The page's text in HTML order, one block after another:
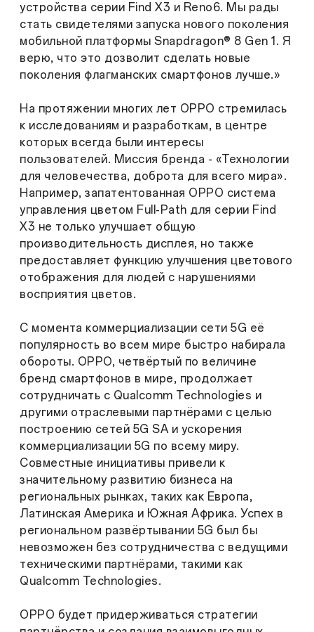
устройства серии Find X3 и Reno6. Мы рады
стать свидетелями запуска нового поколения
мобильной платформы Snapdragon® 8 Gen 1. Я
верю, что это дозволит сделать новые
поколения флагманских смартфонов лучше.»
На протяжении многих лет OPPO стремилась
к исследованиям и разработкам, в центре
которых всегда были интересы
пользователей. Миссия бренда - «Технологии
для человечества, доброта для всего мира».
Например, запатентованная OPPO система
управления цветом Full-Path для серии Find
X3 не только улучшает общую
производительность дисплея, но также
предоставляет функцию улучшения цветового
отображения для людей с нарушениями
восприятия цветов.
С момента коммерциализации сети 5G её
популярность во всем мире быстро набирала
обороты. OPPO, четвёртый по величине
бренд смартфонов в мире, продолжает
сотрудничать с Qualcomm Technologies и
другими отраслевыми партнёрами с целью
построению сетей 5G SA и ускорения
коммерциализации 5G по всему миру.
Совместные инициативы привели к
значительному развитию бизнеса на
региональных рынках, таких как Европа,
Латинская Америка и Южная Африка. Успех в
региональном развёртывании 5G был бы
невозможен без сотрудничества с ведущими
техническими партнёрами, такими как
Qualcomm Technologies.
OPPO будет придерживаться стратегии